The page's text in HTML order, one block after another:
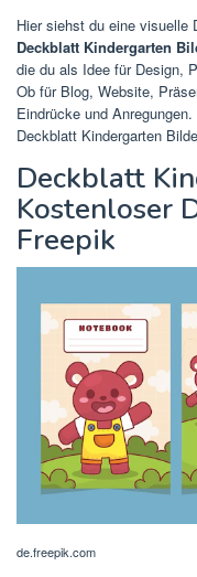
Hier siehst du eine visuelle
Deckblatt Kindergarten
die du als Idee für Design,
Ob für Blog, Website,
Eindrücke und Anregungen.
Deckblatt Kindergarten
Deckblatt
Kostenloser
Freepik
de.freepik.com